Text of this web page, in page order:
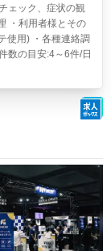
ェック、症状の観
・利用者様とその
使用) ・各種連絡調
数の目安:4～6件/日